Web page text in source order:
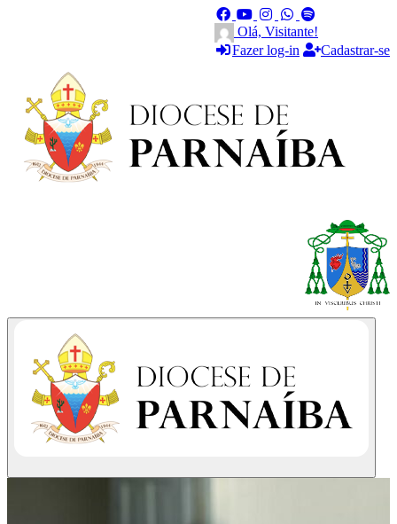
Olá, Visitante!
Fazer log-in
Cadastrar-se